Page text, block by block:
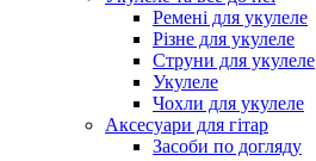
Ремені для укулеле
Різне для укулеле
Струни для укулеле
Укулеле
Чохли для укулеле
Аксесуари для гітар
Засоби по догляду